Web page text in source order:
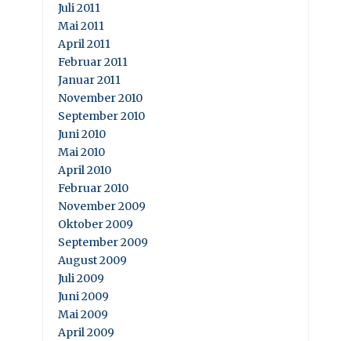
Juli 2011
Mai 2011
April 2011
Februar 2011
Januar 2011
November 2010
September 2010
Juni 2010
Mai 2010
April 2010
Februar 2010
November 2009
Oktober 2009
September 2009
August 2009
Juli 2009
Juni 2009
Mai 2009
April 2009